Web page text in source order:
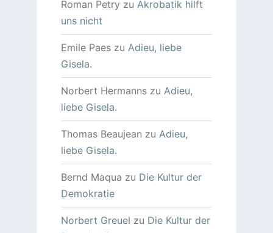
Roman Petry zu Akrobatik hilft
uns nicht
Emile Paeszu Adieu, liebe
Gisela.
Norbert Hermannszu Adieu,
liebe Gisela.
Thomas Beaujean zu Adieu,
liebe Gisela.
Bernd Maqua zu Die Kultur der
Demokratie
Norbert Greuel zu Die Kultur der